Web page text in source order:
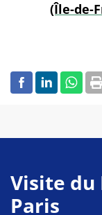
(Île-de-
Visite du
Paris